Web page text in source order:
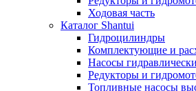
Ходовая часть
Каталог Shantui
Гидроцилиндры
Комплектующие и
Насосы
Редукторы и
Топливные насосы